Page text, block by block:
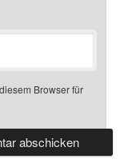
Browser für